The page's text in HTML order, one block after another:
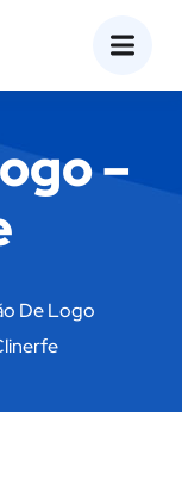
–
De Logo